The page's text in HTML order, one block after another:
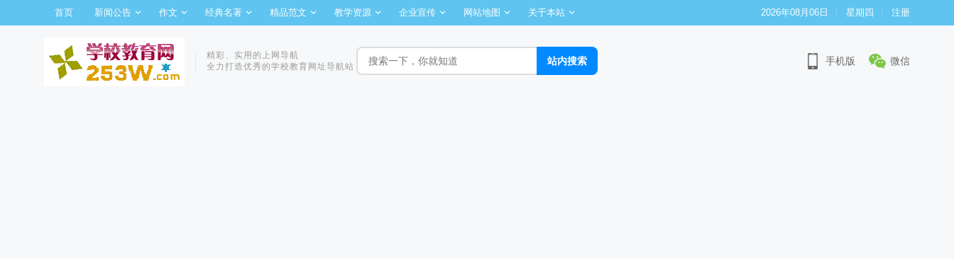
首页 新闻公告 作文 经典名著 精品范文 教学资源 企业宣传 网站地图 关于本站 2026年08月06日 星期四 注册
精彩、实用的上网导航
全力打造优秀的学校教育网址导航站
手机版 微信